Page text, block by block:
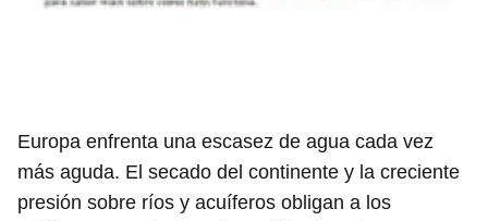
Europa enfrenta una escasez de agua cada vez
más aguda. El secado del continente y la creciente
presión sobre ríos y acuíferos obligan a los